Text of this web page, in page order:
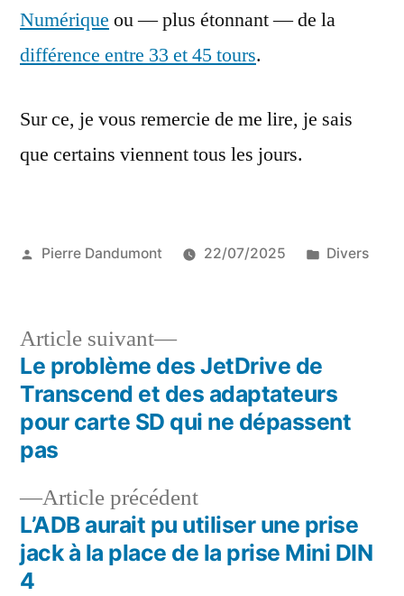
Numérique ou — plus étonnant — de la
différence entre 33 et 45 tours.
Sur ce, je vous remercie de me lire, je sais
que certains viennent tous les jours.
Publié
Pierre Dandumont 22/07/2025
Publié
Divers
Navigation
de
l’article
Article précédentArticle
précédent :
L’ADB aurait pu utiliser une prise
jack à la place de la prise Mini DIN
4
Article suivant
Article
suivant :
Le problème des JetDrive de
Transcend et des adaptateurs
pour carte SD qui ne dépassent
pas